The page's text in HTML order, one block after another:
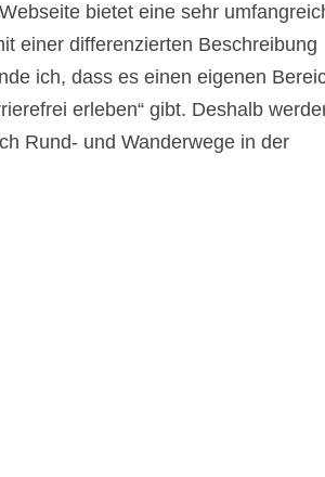
bietet eine sehr
einer differenzierten Beschreibung
ich, dass es einen eigenen
erleben“ gibt. Deshalb
Rund- und Wanderwege in der